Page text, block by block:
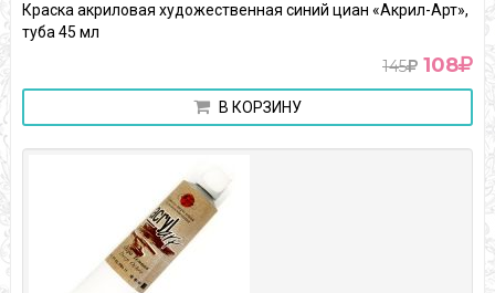
Краска акриловая художественная синий циан «Акрил-Арт»,
туба 45 мл
145 108
В КОРЗИНУ